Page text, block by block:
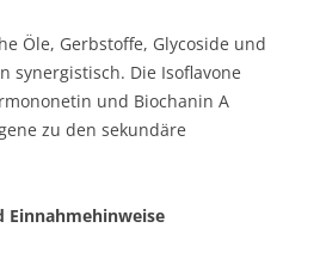
Öle, Gerbstoffe, Glycoside und
synergistisch. Die Isoflavone
und Biochanin A
zu den sekundäre
Einnahmehinweise